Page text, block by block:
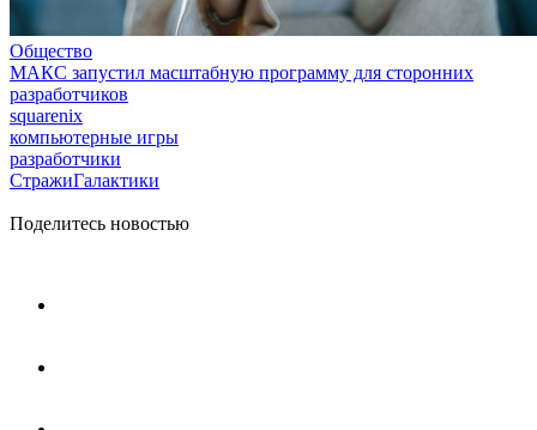
Общество
МАКС запустил масштабную программу для сторонних
разработчиков
squarenix
компьютерные игры
разработчики
СтражиГалактики
Поделитесь новостью